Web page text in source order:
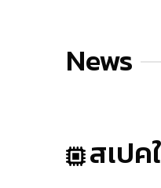
News
สเปค